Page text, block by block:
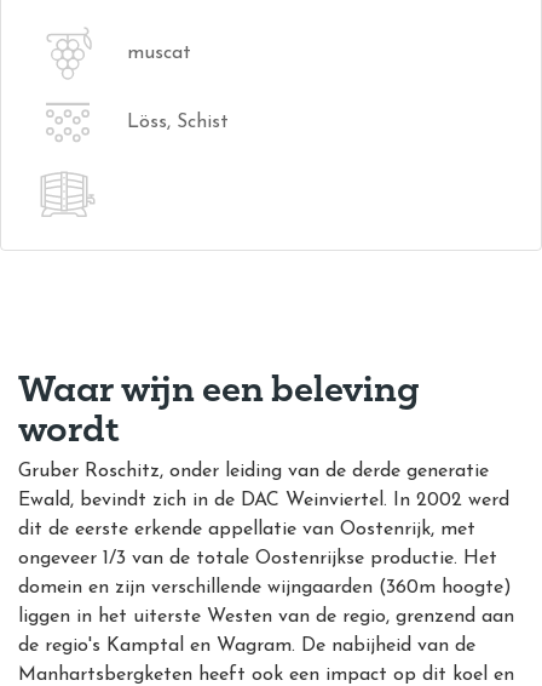
muscat
Löss, Schist
Waar wijn een beleving
wordt
Gruber Roschitz, onder leiding van de derde generatie
Ewald, bevindt zich in de DAC Weinviertel. In 2002 werd
dit de eerste erkende appellatie van Oostenrijk, met
ongeveer 1/3 van de totale Oostenrijkse productie. Het
domein en zijn verschillende wijngaarden (360m hoogte)
liggen in het uiterste Westen van de regio, grenzend aan
de regio's Kamptal en Wagram. De nabijheid van de
Manhartsbergketen heeft ook een impact op dit koel en